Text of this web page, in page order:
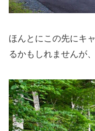
ほんとにこの先にキ
るかもしれませんが